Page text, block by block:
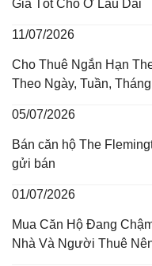
Giá Tốt Cho Ở Lâu Dài
11/07/2026
Cho Thuê Ngắn Hạn
Theo Ngày, Tuần, Tháng
05/07/2026
Bán căn hộ The
gửi bán
01/07/2026
Mua Căn Hộ Đang
Nhà Và Người Thuê